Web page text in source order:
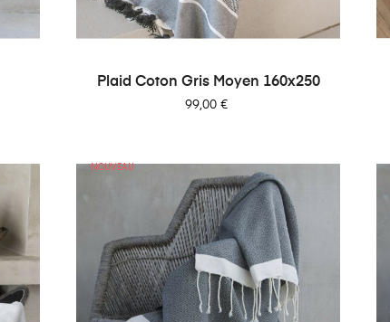
Plaid Coton Gris Moyen 160x250
Prix
99,00 €
NOUVEAU